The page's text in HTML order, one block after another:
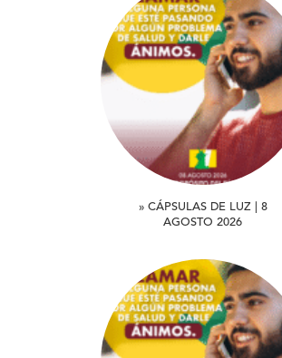
» CÁPSULAS DE LUZ | 8
AGOSTO 2026